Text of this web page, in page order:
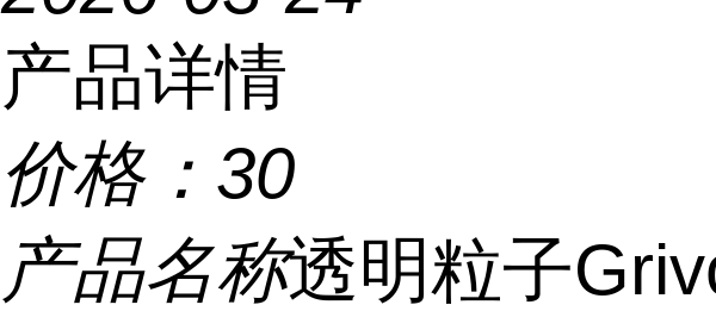
产品详情
价格： 30
产品名称透明粒子